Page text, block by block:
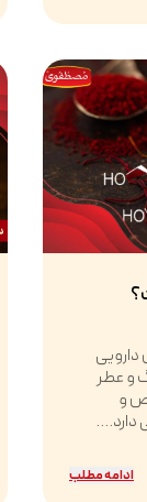
دارویی
و عطر
و
دارد....
ادامه مطلب